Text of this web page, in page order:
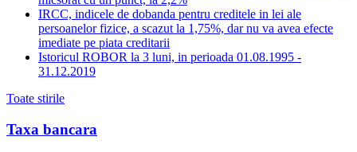
IRCC, indicele de dobanda pentru creditele in lei ale
persoanelor fizice, a scazut la 1,75%, dar nu va avea efecte
imediate pe piata creditarii
Istoricul ROBOR la 3 luni, in perioada 01.08.1995 -
31.12.2019
Toate stirile
Taxa bancara